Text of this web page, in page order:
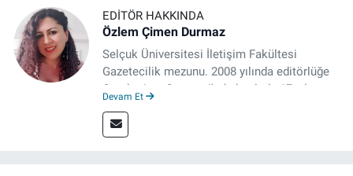
EDITÖR HAKKINDA
Özlem Çimen Durmaz
Selçuk Üniversitesi İletişim Fakültesi
Gazetecilik mezunu. 2008 yılında editörlüğe
Cumhuriyet Gazetesi'nde başladı. 17 yıl
Devam Et